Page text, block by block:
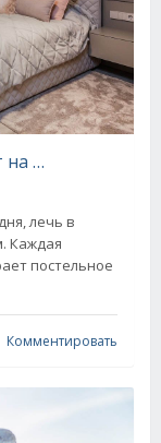
Лихо натягиваю мусорный пакет на подушку, научилась у интеллигентной горничной из Польши
лечь в
Каждая
постельное
Комментировать